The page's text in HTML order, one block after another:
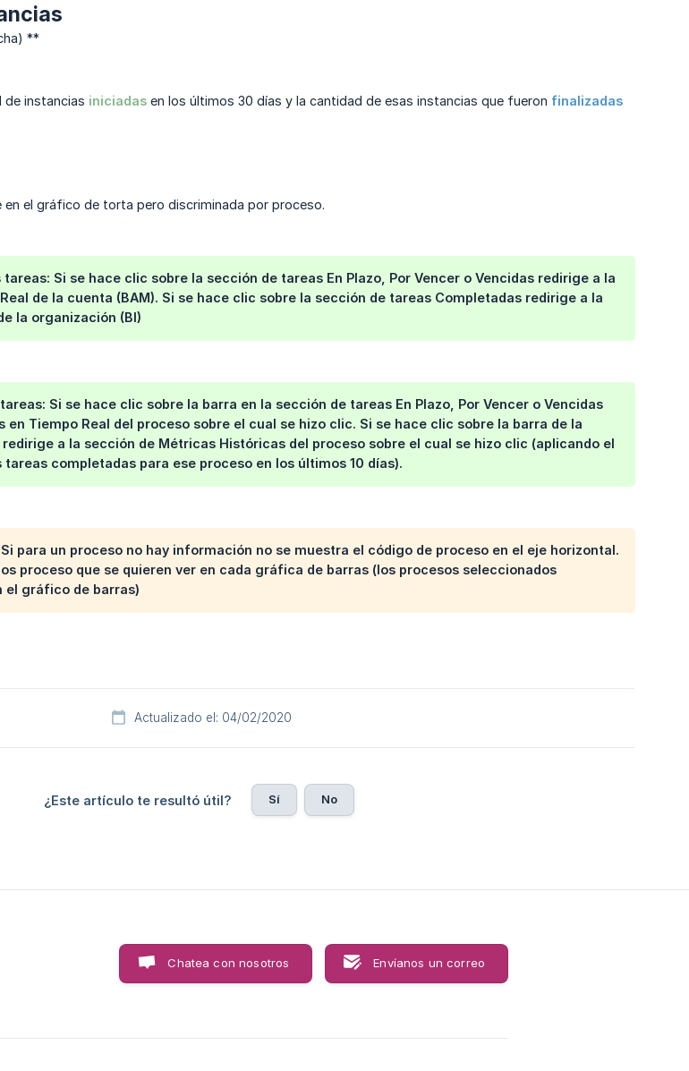
**
instancias iniciadas en los últimos 30 días y la cantidad de esas instancias que fueron finalizadas
el gráfico de torta pero discriminada por proceso.
tareas: Si se hace clic sobre la sección de tareas En Plazo, Por Vencer o Vencidas redirige a la
de la cuenta (BAM). Si se hace clic sobre la sección de tareas Completadas redirige a la
la organización (BI)
Si se hace clic sobre la barra en la sección de tareas En Plazo, Por Vencer o Vencidas
Tiempo Real del proceso sobre el cual se hizo clic. Si se hace clic sobre la barra de la
a la sección de Métricas Históricas del proceso sobre el cual se hizo clic (aplicando el
completadas para ese proceso en los últimos 10 días).
Si para un proceso no hay información no se muestra el código de proceso en el eje horizontal.
proceso que se quieren ver en cada gráfica de barras (los procesos seleccionados
el gráfico de barras)
Actualizado el: 04/02/2020
¿Este artículo te resultó útil? Sí No
Chatea con nosotros Envíanos un correo